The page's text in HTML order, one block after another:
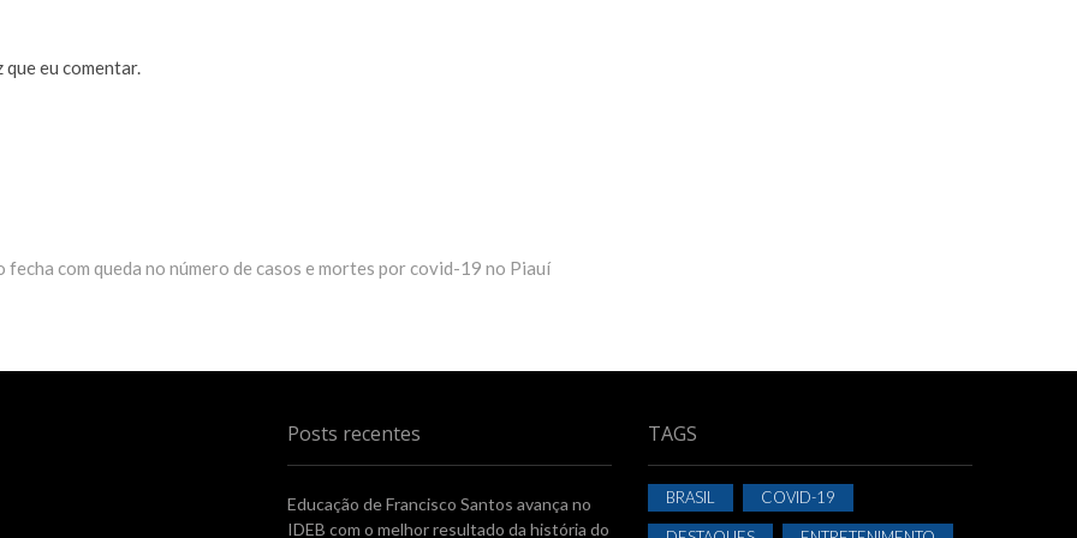
eu comentar.
fecha com queda no número de casos e mortes por covid-19 no Piauí
Posts recentes
Educação de Francisco Santos avança no
IDEB com o melhor resultado da história do
TAGS
BRASIL COVID-19